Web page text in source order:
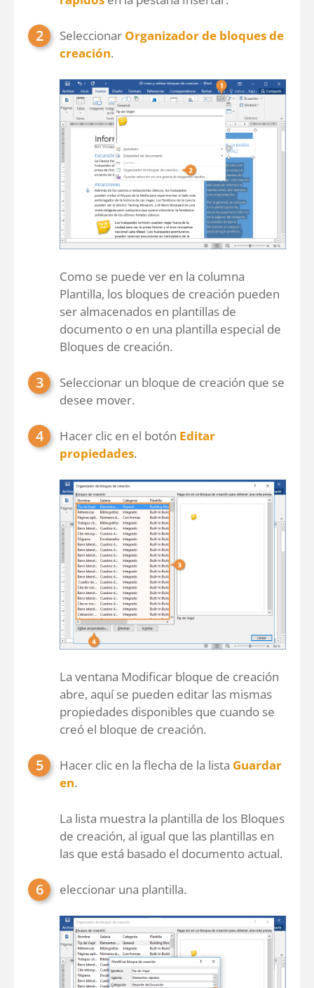
Seleccionar Organizador de bloques de
creación.
Como se puede ver en la columna
Plantilla, los bloques de creación pueden
ser almacenados en plantillas de
documento o en una plantilla especial de
Bloques de creación.
Seleccionar un bloque de creación que se
desee mover.
Hacer clic en el botón Editar
propiedades.
La ventana Modificar bloque de creación
abre, aquí se pueden editar las mismas
propiedades disponibles que cuando se
creó el bloque de creación.
Hacer clic en la flecha de la lista Guardar
en.
La lista muestra la plantilla de los Bloques
de creación, al igual que las plantillas en
las que está basado el documento actual.
eleccionar una plantilla.